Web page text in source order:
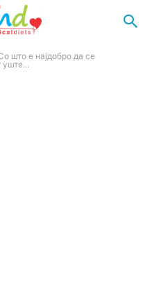
што е најдобро да се
уште...